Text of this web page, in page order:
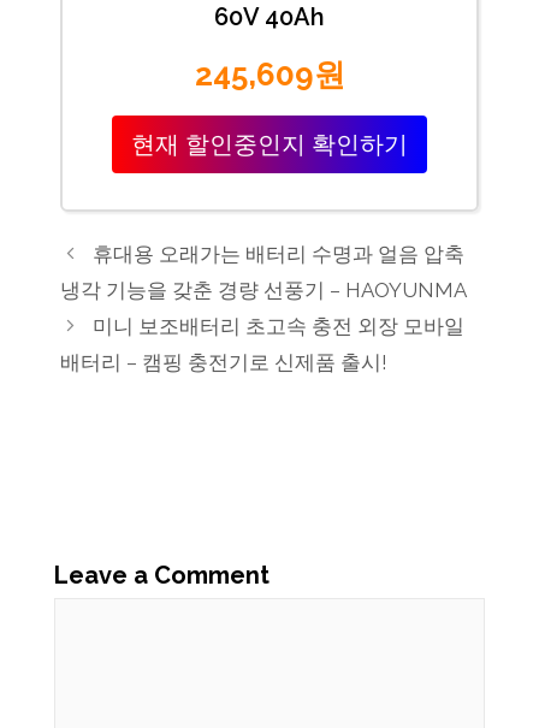
60V 40Ah
245,609원
현재 할인중인지 확인하기
휴대용 오래가는 배터리 수명과 얼음 압축
냉각 기능을 갖춘 경량 선풍기 – HAOYUNMA
미니 보조배터리 초고속 충전 외장 모바일
배터리 – 캠핑 충전기로 신제품 출시!
Leave a Comment